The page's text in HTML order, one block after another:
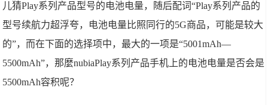
儿猜Play系列产品型号的电池电量，随后配词“Play系列产品的
型号续航力超浮夸，电池电量比照同行的5G商品，可能是较大
的”，而在下面的选择项中，最大的一项是“5001mAh—
5500mAh”，那麼nubiaPlay系列产品手机上的电池电量是否会是
5500mAh容积呢？